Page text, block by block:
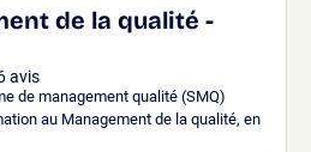
de la qualité -
avis
de management qualité (SMQ)
au Management de la qualité, en